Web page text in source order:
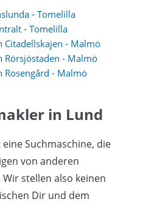
- Tomelilla
- Tomelilla
Citadellskajen - Malmö
Rörsjöstaden - Malmö
Rosengård - Malmö
in Lund
Suchmaschine, die
von anderen
stellen also keinen
Dir und dem